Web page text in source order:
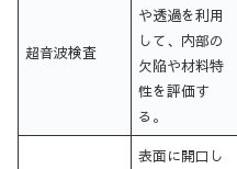
超音波検査
や透過を利用
して、内部の
欠陥や材料特
性を評価す
る。
表面に開口し